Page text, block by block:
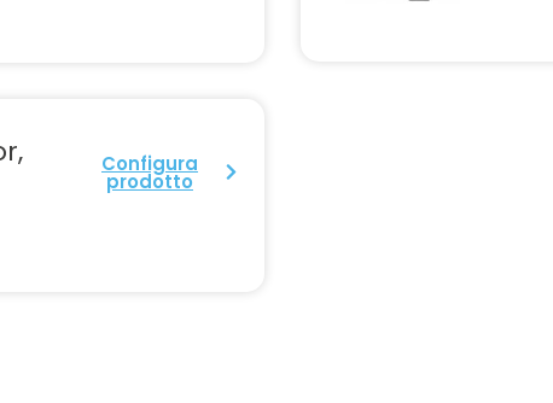
Configura
prodotto